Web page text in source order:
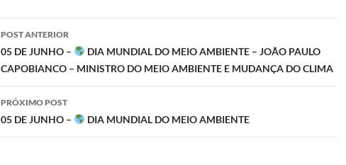
Navegação
de
posts
POST ANTERIOR
05 DE JUNHO –
DIA MUNDIAL DO MEIO AMBIENTE – JOÃO PAULO
CAPOBIANCO – MINISTRO DO MEIO AMBIENTE E MUDANÇA DO CLIMA
PRÓXIMO POST
05 DE JUNHO – DIA MUNDIAL DO MEIO AMBIENTE